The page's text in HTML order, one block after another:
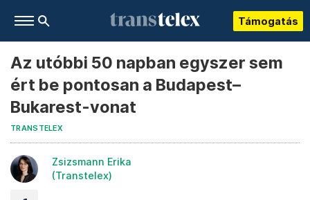
Támogatás
Az utóbbi 50 napban egyszer sem
ért be pontosan a Budapest–
Bukarest-vonat
TRANSTELEX
Zsizsmann Erika
(Transtelex)